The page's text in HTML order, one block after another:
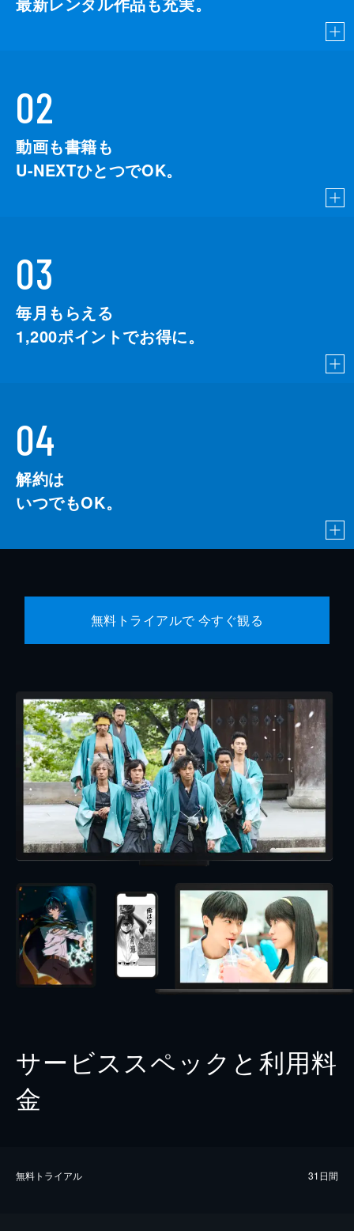
02
動画も書籍も
U-NEXTひとつでOK。
03
毎月もらえる
1,200ポイントでお得に。
04
解約は
いつでもOK。
無料トライアルで 今すぐ観る
サービススペックと利用料
金
無料トライアル 31日間